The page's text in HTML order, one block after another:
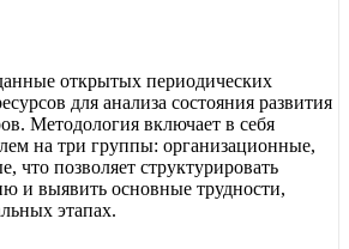
открытых периодических
для анализа состояния развития
Методология включает в себя
на три группы: организационные,
что позволяет структурировать
и выявить основные трудности,
этапах.